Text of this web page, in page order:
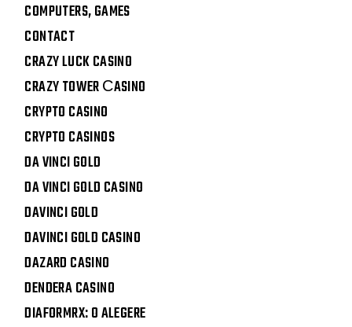
COMPUTERS, GAMES
CONTACT
CRAZY LUCK CASINO
CRAZY TOWER СASINO
CRYPTO CASINO
CRYPTO CASINOS
DA VINCI GOLD
DA VINCI GOLD CASINO
DAVINCI GOLD
DAVINCI GOLD CASINO
DAZARD CASINO
DENDERA CASINO
DIAFORMRX: O ALEGERE